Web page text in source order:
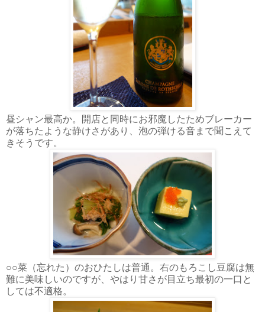
昼シャン最高か。開店と同時にお邪魔したためブレーカー
が落ちたような静けさがあり、泡の弾ける音まで聞こえて
きそうです。
○○菜（忘れた）のおひたしは普通。右のもろこし豆腐は無
難に美味しいのですが、やはり甘さが目立ち最初の一口と
しては不適格。